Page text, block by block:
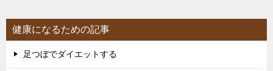
健康になるための記事
足つぼでダイエットする